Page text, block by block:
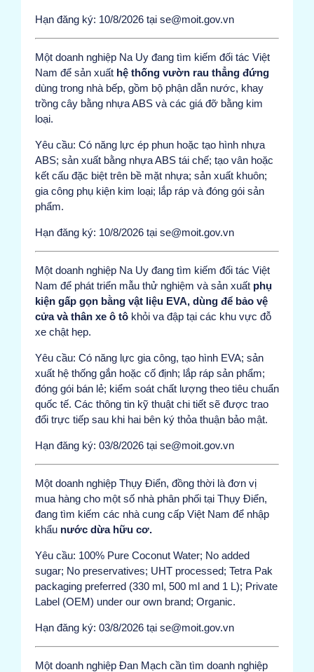
Hạn đăng ký: 10/8/2026 tại se@moit.gov.vn
Một doanh nghiệp Na Uy đang tìm kiếm đối tác Việt
Nam để sản xuất hệ thống vườn rau thẳng đứng
dùng trong nhà bếp, gồm bộ phận dẫn nước, khay
trồng cây bằng nhựa ABS và các giá đỡ bằng kim
loại.
Yêu cầu: Có năng lực ép phun hoặc tạo hình nhựa
ABS; sản xuất bằng nhựa ABS tái chế; tạo vân hoặc
kết cấu đặc biệt trên bề mặt nhựa; sản xuất khuôn;
gia công phụ kiện kim loại; lắp ráp và đóng gói sản
phẩm.
Hạn đăng ký: 10/8/2026 tại se@moit.gov.vn
Một doanh nghiệp Na Uy đang tìm kiếm đối tác Việt
Nam để phát triển mẫu thử nghiệm và sản xuất phụ
kiện gấp gọn bằng vật liệu EVA, dùng để bảo vệ
cửa và thân xe ô tô khỏi va đập tại các khu vực đỗ
xe chật hẹp.
Yêu cầu: Có năng lực gia công, tạo hình EVA; sản
xuất hệ thống gắn hoặc cố định; lắp ráp sản phẩm;
đóng gói bán lẻ; kiểm soát chất lượng theo tiêu chuẩn
quốc tế. Các thông tin kỹ thuật chi tiết sẽ được trao
đổi trực tiếp sau khi hai bên ký thỏa thuận bảo mật.
Hạn đăng ký: 03/8/2026 tại se@moit.gov.vn
Một doanh nghiệp Thụy Điển, đồng thời là đơn vị
mua hàng cho một số nhà phân phối tại Thụy Điển,
đang tìm kiếm các nhà cung cấp Việt Nam để nhập
khẩu nước dừa hữu cơ.
Yêu cầu: 100% Pure Coconut Water; No added
sugar; No preservatives; UHT processed; Tetra Pak
packaging preferred (330 ml, 500 ml and 1 L); Private
Label (OEM) under our own brand; Organic.
Hạn đăng ký: 03/8/2026 tại se@moit.gov.vn
Một doanh nghiệp Đan Mạch cần tìm doanh nghiệp